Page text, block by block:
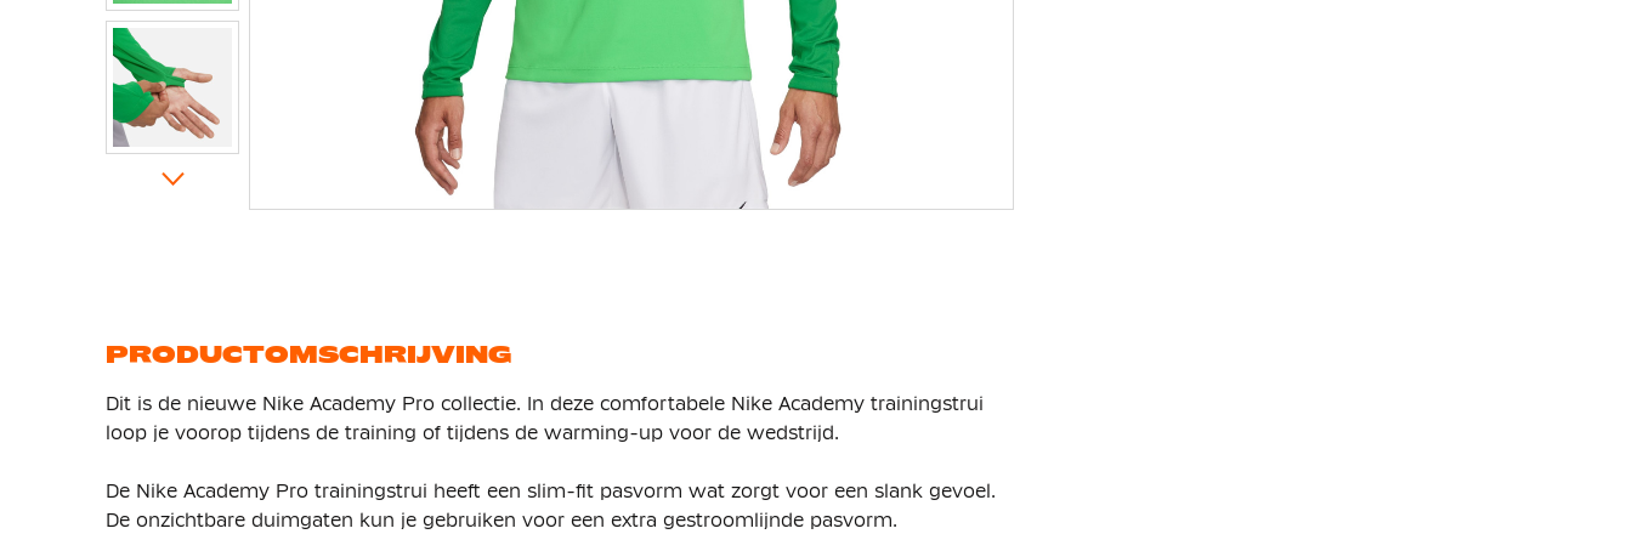
gallerij
PRODUCTOMSCHRIJVING
Dit is de nieuwe Nike Academy Pro collectie. In deze comfortabele Nike Academy trainingstrui
loop je voorop tijdens de training of tijdens de warming-up voor de wedstrijd.
De Nike Academy Pro trainingstrui heeft een slim-fit pasvorm wat zorgt voor een slank gevoel.
De onzichtbare duimgaten kun je gebruiken voor een extra gestroomlijnde pasvorm.